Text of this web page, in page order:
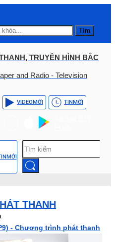
Tìm
TRUYỀN HÌNH BẮC
and Radio - Television
VIDEOMỚI TINMỚI
MỚI
THANH
- Chương trình phát thanh